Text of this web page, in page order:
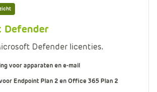
Defender licenties.
voor apparaten en e-mail
Endpoint Plan 2 en Office 365 Plan 2